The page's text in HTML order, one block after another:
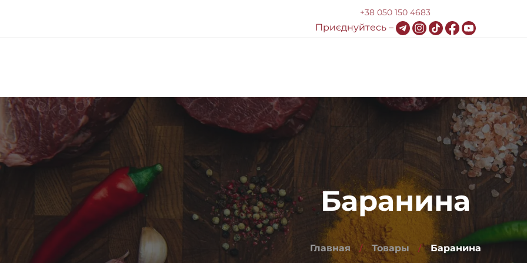
+38 050 150 4683
Приєднуйтесь –
Меню Про компанию Доставка и оплата HoReCa Блог Контакты
Баранина
Главная Товары Баранина